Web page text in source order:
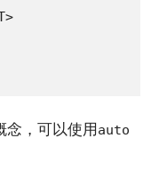
念，可以使用 auto